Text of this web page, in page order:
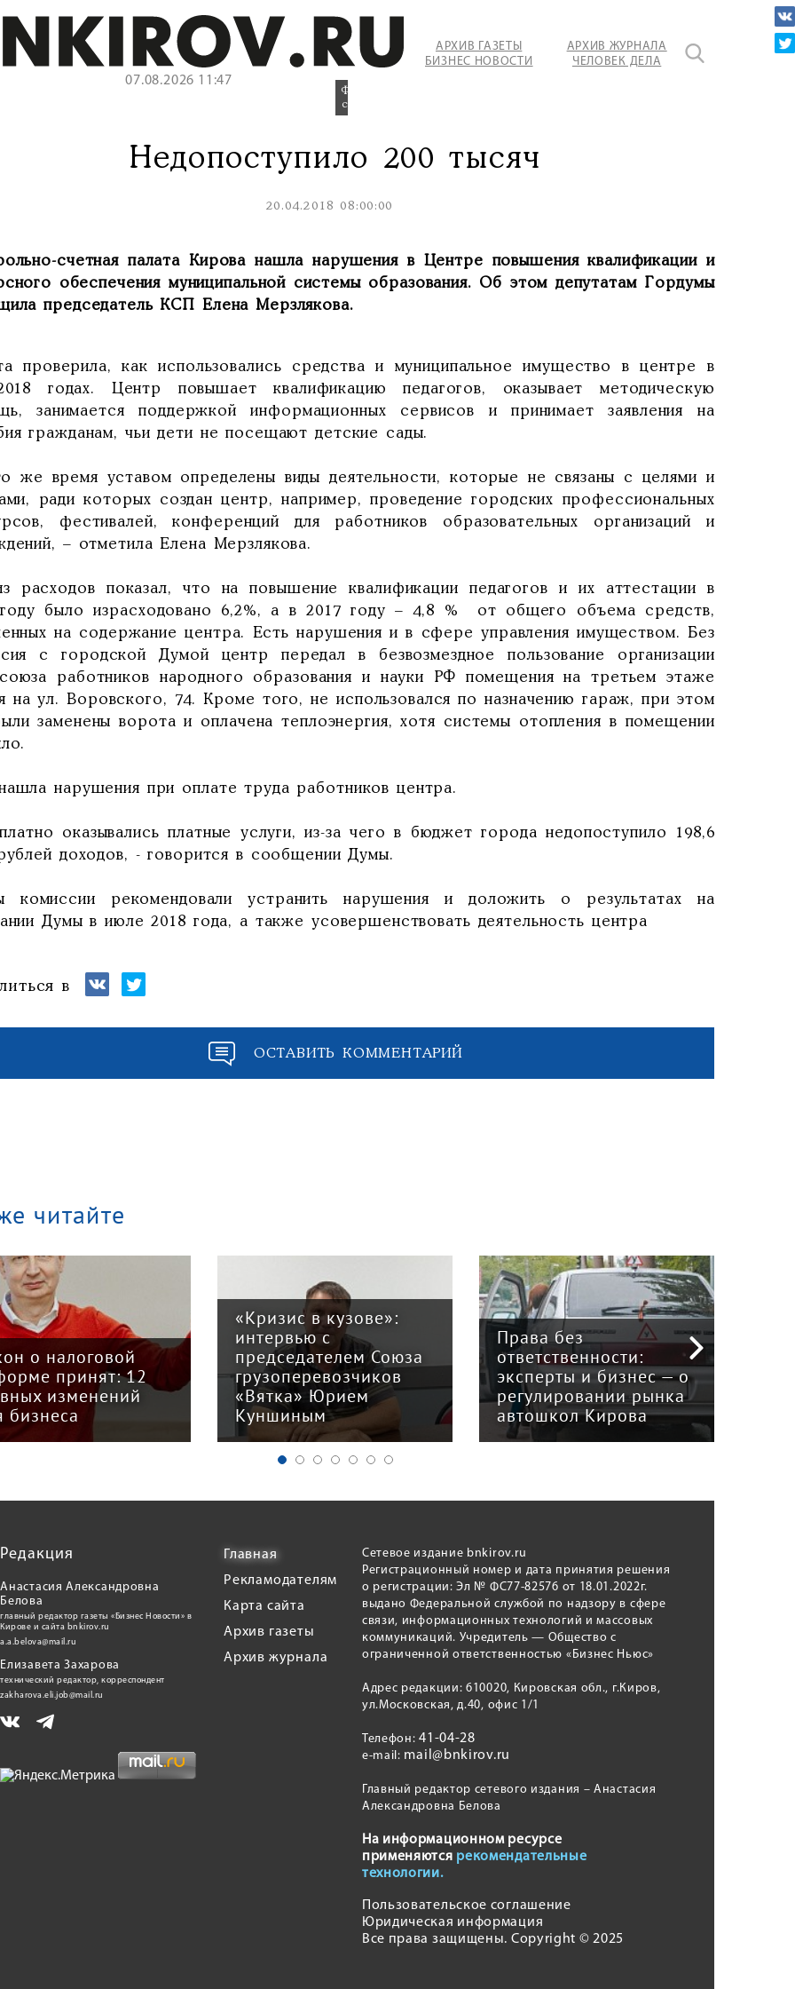
07.08.2026 11:47
АРХИВ ГАЗЕТЫ
БИЗНЕС НОВОСТИ
АРХИВ ЖУРНАЛА
ЧЕЛОВЕК ДЕЛА
Фото:
cpkro.kirov.ru
Недопоступило 200 тысяч
20.04.2018 08:00:00
счетная палата Кирова нашла нарушения в Центре повышения квалификации и
обеспечения муниципальной системы образования. Об этом депутатам Гордумы
председатель КСП Елена Мерзлякова.
проверила, как использовались средства и муниципальное имущество в центре в
2018 годах. Центр повышает квалификацию педагогов, оказывает методическую
занимается поддержкой информационных сервисов и принимает заявления на
гражданам, чьи дети не посещают детские сады.
же время уставом определены виды деятельности, которые не связаны с целями и
ради которых создан центр, например, проведение городских профессиональных
фестивалей, конференций для работников образовательных организаций и
– отметила Елена Мерзлякова.
расходов показал, что на повышение квалификации педагогов и их аттестации в
было израсходовано 6,2%, а в 2017 году – 4,8 % от общего объема средств,
на содержание центра. Есть нарушения и в сфере управления имуществом. Без
с городской Думой центр передал в безвозмездное пользование организации
работников народного образования и науки РФ помещения на третьем этаже
на ул. Воровского, 74. Кроме того, не использовался по назначению гараж, при этом
заменены ворота и оплачена теплоэнергия, хотя системы отопления в помещении
нарушения при оплате труда работников центра.
оказывались платные услуги, из-за чего в бюджет города недопоступило 198,6
доходов, - говорится в сообщении Думы.
комиссии рекомендовали устранить нарушения и доложить о результатах на
Думы в июле 2018 года, а также усовершенствовать деятельность центра
в
ОСТАВИТЬ КОММЕНТАРИЙ
читайте
о налоговой
принят: 12
изменений
бизнеса
«Кризис в кузове»:
интервью с
председателем Союза
грузоперевозчиков
«Вятка» Юрием
Куншиным
Права без
ответственности:
эксперты и бизнес — о
регулировании рынка
автошкол Кирова
Редакция
Анастасия Александровна
Белова
главный редактор газеты «Бизнес Новости» в
Кирове и сайта bnkirov.ru
a.a.belova@mail.ru
Елизавета Захарова
технический редактор, корреспондент
zakharova.eli.job@mail.ru
Главная
Рекламодателям
Карта сайта
Архив газеты
Архив журнала
Сетевое издание bnkirov.ru
Регистрационный номер и дата принятия решения
о регистрации: Эл № ФС77-82576 от 18.01.2022г.
выдано Федеральной службой по надзору в сфере
связи, информационных технологий и массовых
коммуникаций. Учредитель — Общество с
ограниченной ответственностью «Бизнес Ньюс»
Адрес редакции: 610020, Кировская обл., г.Киров,
ул.Московская, д.40, офис 1/1
Телефон:41-04-28
e-mail: mail@bnkirov.ru
Главный редактор сетевого издания – Анастасия
Александровна Белова
На информационном ресурсе
применяются рекомендательные
технологии.
Пользовательское соглашение
Юридическая информация
Все права защищены. Copyright © 2025